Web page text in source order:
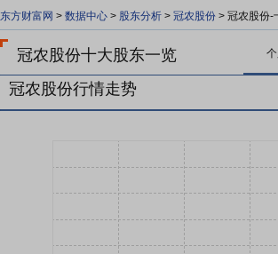
东方财富网 > 数据中心 > 股东分析 > 冠农股份 > 冠农股份-
冠农股份十大股东一览
冠农股份行情走势